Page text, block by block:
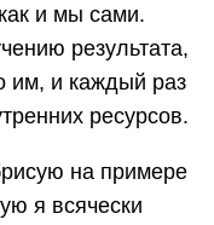
и мы сами.
результата,
им, и каждый раз
ресурсов.
на примере
я всячески